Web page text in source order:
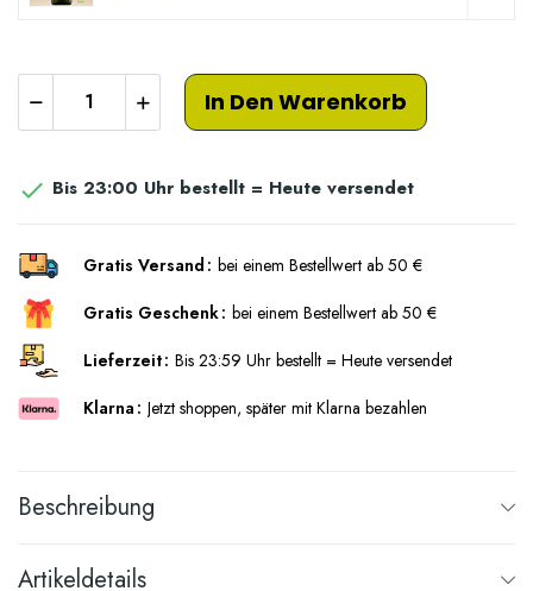
In Den Warenkorb
 Bis 23:00 Uhr bestellt = Heute versendet
Gratis Versand bei einem Bestellwert ab 50 €
Gratis Geschenk bei einem Bestellwert ab 50 €
Lieferzeit Bis 23:59 Uhr bestellt = Heute versendet
Klarna Jetzt shoppen, später mit Klarna bezahlen
Beschreibung
Artikeldetails